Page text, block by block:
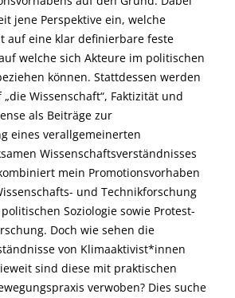
jene Perspektive ein, welche
auf eine klar definierbare feste
welche sich Akteure im politischen
können. Stattdessen werden
Wissenschaft“, Faktizität und
als Beiträge zur
eines verallgemeinerten
Wissenschaftsverständnisses
mein Promotionsvorhaben
und Technikforschung
Soziologie sowie Protest-
Doch wie sehen die
von Klimaaktivist*innen
sind diese mit praktischen
verwoben? Dies suche